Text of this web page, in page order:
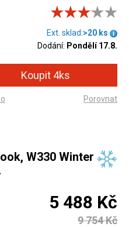
Ext. sklad:>20 ks
Dodání: Pondělí 17.8.
Porovnat
W330 Winter
5 488 Kč
9 754 Kč